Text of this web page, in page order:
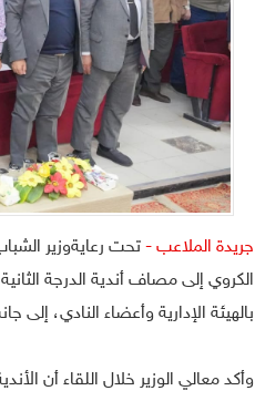
جريدة الملاعب - تحت رعايةوزير
الكروي إلى مصاف أندية الدرجة
بالهيئة الإدارية وأعضاء النادي، إلى
وأكد معالي الوزير خلال اللقاء أن